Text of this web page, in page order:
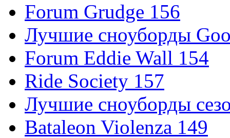
Forum Grudge 156
Лучшие сноуборды
Forum Eddie Wall 154
Ride Society 157
Лучшие сноуборды
Bataleon Violenza 149